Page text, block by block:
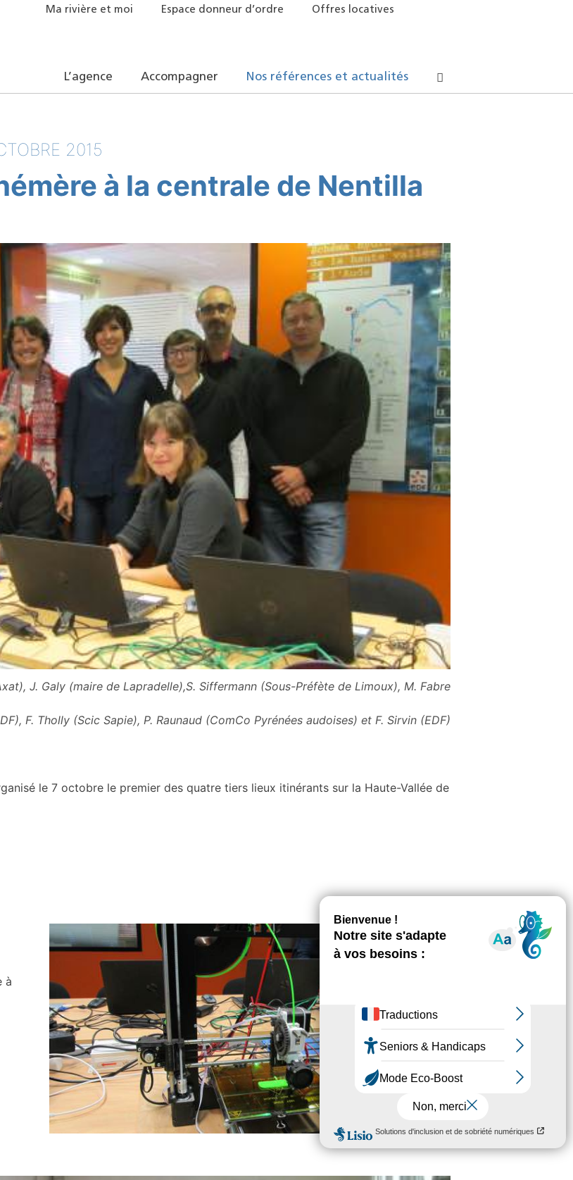
Ma rivière et moi Espace donneur d’ordre Offres locatives
L’agence Accompagner Nos références et actualités
2015
à la centrale de Nentilla
J. Galy (maire de Lapradelle),S. Siffermann (Sous-Préfète de Limoux), M. Fabre
F. Tholly (Scic Sapie), P. Raunaud (ComCo Pyrénées audoises) et F. Sirvin (EDF)
le 7 octobre le premier des quatre tiers lieux itinérants sur la Haute-Vallée de
à